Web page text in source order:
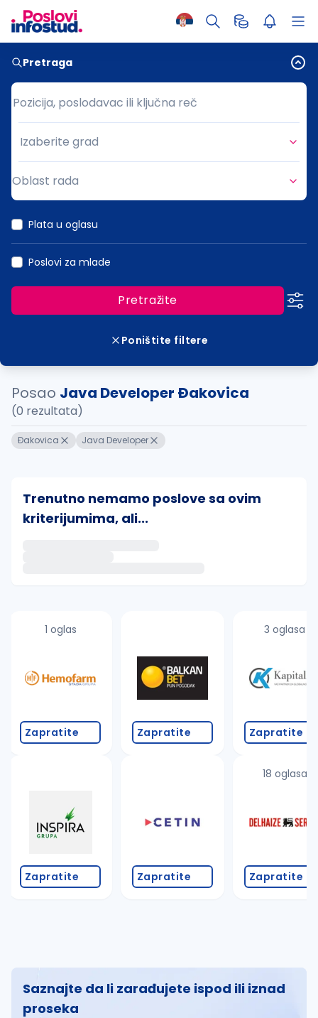
Pretraga
Pozicija, poslodavac ili ključna reč
Pozicija, poslodavac ili ključna reč
Grad
Izaberite grad
Oblast rada
Plata u oglasu
Poslovi za mlade
Pretražite
Poništite filtere
Posao Java Developer Ðakovica
(0 rezultata)
Ðakovica Java Developer
Trenutno nemamo poslove sa ovim
kriterijumima, ali...
Takođe možete da:
proverite pravopisne greške (koristite č, ć, š, đ,
promenite odabrane filtere pretrage
1 oglas
Zapratite
Zapratite
Zapratite
Zapratite
3 oglasa
Zapratite
18 oglasa
Zapratite
Saznajte da li zarađujete ispod ili iznad
proseka